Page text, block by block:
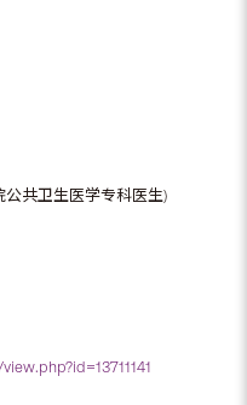
共卫生医学专科医生)